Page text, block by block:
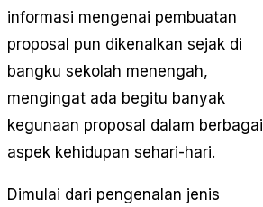
informasi mengenai pembuatan
proposal pun dikenalkan sejak di
bangku sekolah menengah,
mengingat ada begitu banyak
kegunaan proposal dalam berbagai
aspek kehidupan sehari-hari.
Dimulai dari pengenalan jenis